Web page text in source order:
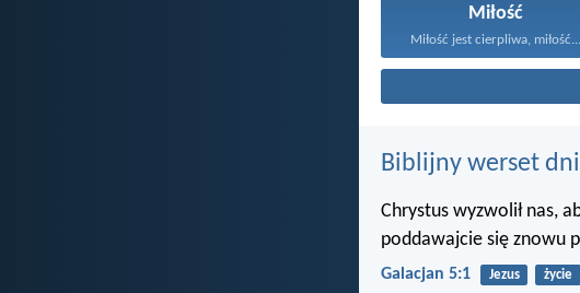
Miłość
Miłość jest cierpliwa, miłość...
Biblijny werset
Chrystus wyzwolił nas,
poddawajcie się znowu
Galacjan 5:1 Jezus życie